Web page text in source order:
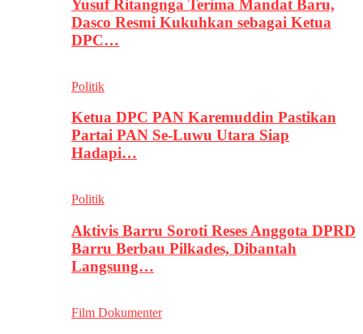
Yusuf Ritangnga Terima Mandat Baru,
Dasco Resmi Kukuhkan sebagai Ketua
DPC…
Politik
Ketua DPC PAN Karemuddin Pastikan
Partai PAN Se-Luwu Utara Siap
Hadapi…
Politik
Aktivis Barru Soroti Reses Anggota DPRD
Barru Berbau Pilkades, Dibantah
Langsung…
Film Dokumenter